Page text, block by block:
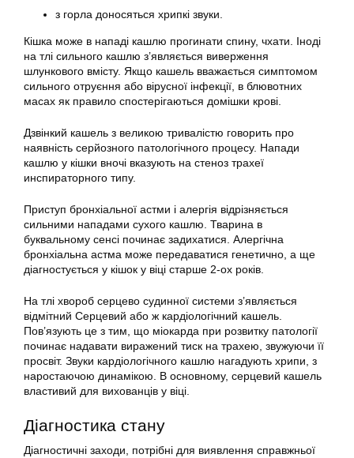
з горла доносяться хрипкі звуки.
Кішка може в нападі кашлю прогинати спину, чхати. Іноді
на тлі сильного кашлю з’являється виверження
шлункового вмісту. Якщо кашель вважається симптомом
сильного отруєння або вірусної інфекції, в блювотних
масах як правило спостерігаються домішки крові.
Дзвінкий кашель з великою тривалістю говорить про
наявність серйозного патологічного процесу. Напади
кашлю у кішки вночі вказують на стеноз трахеї
инспираторного типу.
Приступ бронхіальної астми і алергія відрізняється
сильними нападами сухого кашлю. Тварина в
буквальному сенсі починає задихатися. Алергічна
бронхіальна астма може передаватися генетично, а ще
діагностується у кішок у віці старше 2-ох років.
На тлі хвороб серцево судинної системи з’являється
відмітний Серцевий або ж кардіологічний кашель.
Пов’язують це з тим, що міокарда при розвитку патології
починає надавати виражений тиск на трахею, звужуючи її
просвіт. Звуки кардіологічного кашлю нагадують хрипи, з
наростаючою динамікою. В основному, серцевий кашель
властивий для вихованців у віці.
Діагностика стану
Діагностичні заходи, потрібні для виявлення справжньої